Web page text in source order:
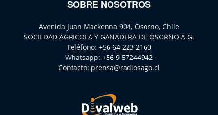
SOBRE NOSOTROS
Avenida Juan Mackenna 904, Osorno, Chile
SOCIEDAD AGRICOLA Y GANADERA DE OSORNO A.G.
Teléfono: +56 64 223 2160
Whatsapp: +56 9 57244942
Contacto: prensa@radiosago.cl